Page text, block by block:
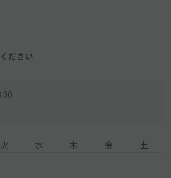
ません。また返金も出来かねます。
制限がございます。時間制限を必ずご確
ください。
のため【ご利用時間:17:00~23:00】を厳守
。
ださい
火 水 木 金 土